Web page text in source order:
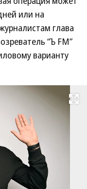
или на
глава
“Ъ FM”
варианту
Развернуть